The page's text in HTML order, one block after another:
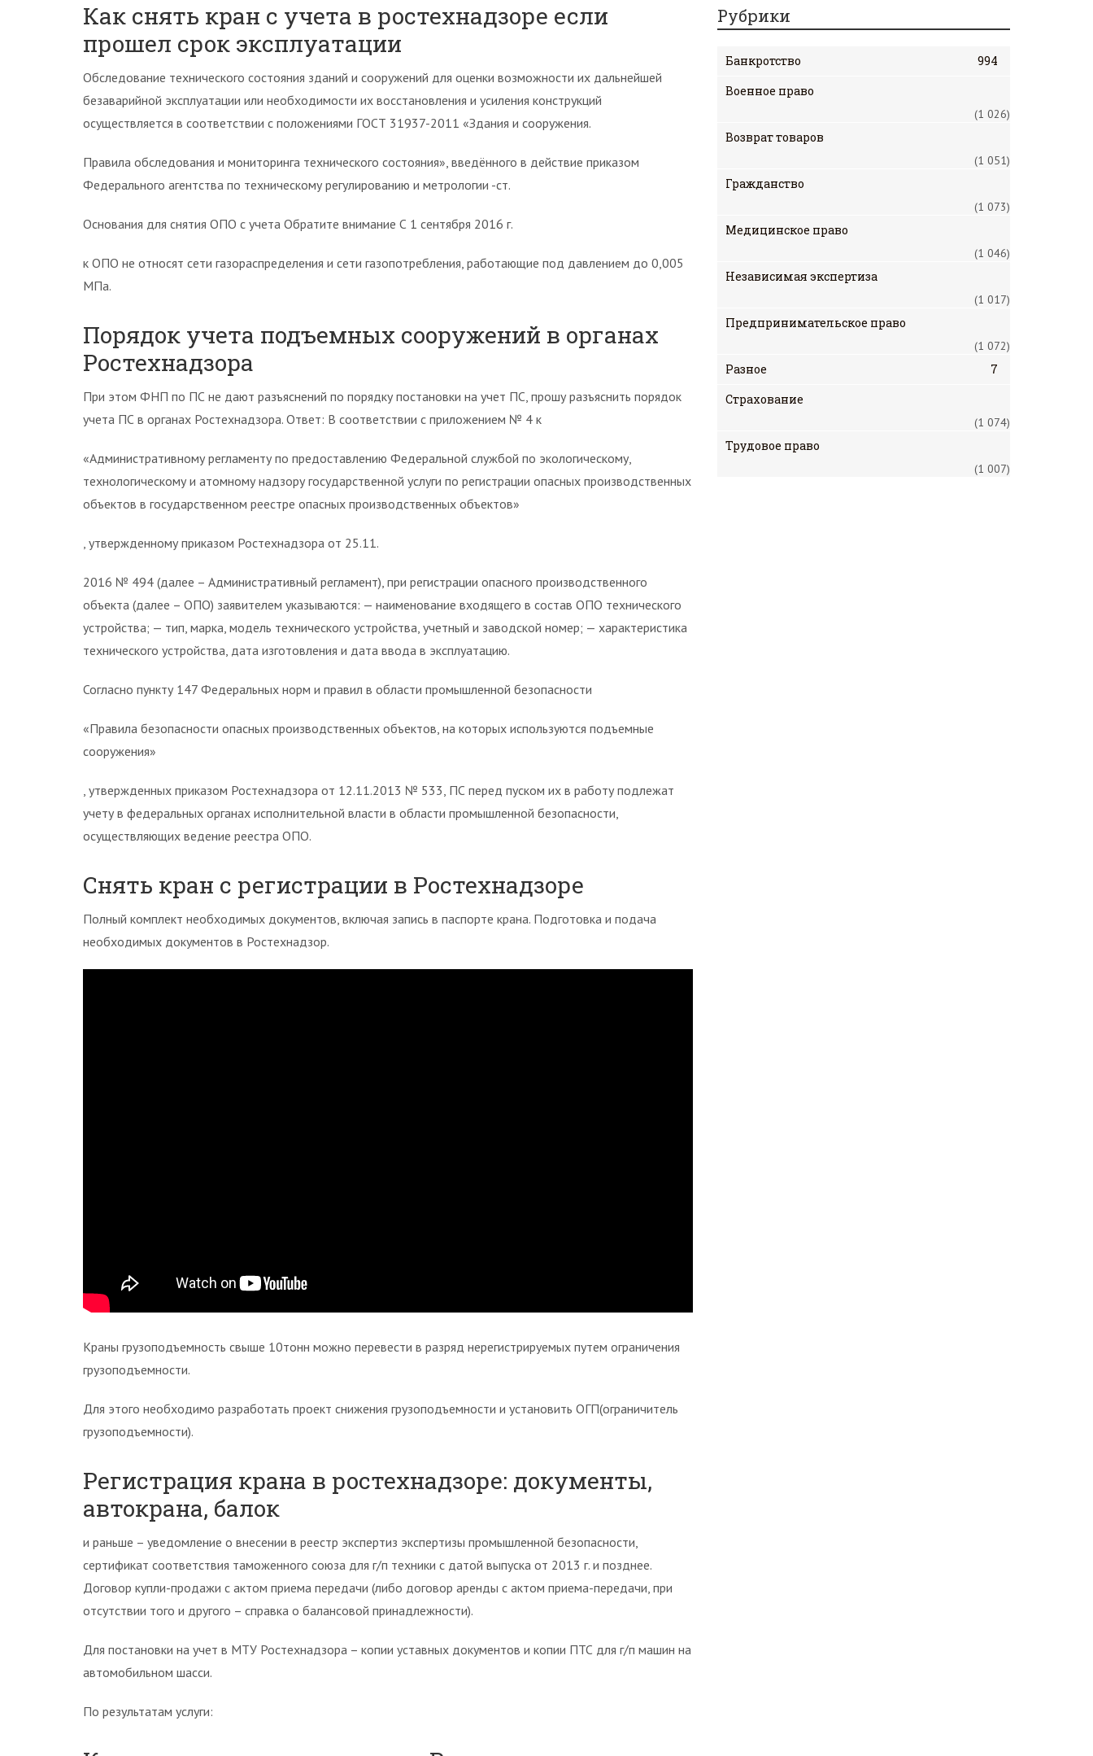
Как снять кран с учета в ростехнадзоре если
прошел срок эксплуатации
Обследование технического состояния зданий и сооружений для оценки возможности их дальнейшей
безаварийной эксплуатации или необходимости их восстановления и усиления конструкций
осуществляется в соответствии с положениями ГОСТ 31937-2011 «Здания и сооружения.
Правила обследования и мониторинга технического состояния», введённого в действие приказом
Федерального агентства по техническому регулированию и метрологии -ст.
Основания для снятия ОПО с учета Обратите внимание С 1 сентября 2016 г.
к ОПО не относят сети газораспределения и сети газопотребления, работающие под давлением до 0,005
МПа.
Порядок учета подъемных сооружений в органах
Ростехнадзора
При этом ФНП по ПС не дают разъяснений по порядку постановки на учет ПС, прошу разъяснить порядок
учета ПС в органах Ростехнадзора. Ответ: В соответствии с приложением № 4 к
«Административному регламенту по предоставлению Федеральной службой по экологическому,
технологическому и атомному надзору государственной услуги по регистрации опасных производственных
объектов в государственном реестре опасных производственных объектов»
, утвержденному приказом Ростехнадзора от 25.11.
2016 № 494 (далее – Административный регламент), при регистрации опасного производственного
объекта (далее – ОПО) заявителем указываются: — наименование входящего в состав ОПО технического
устройства; — тип, марка, модель технического устройства, учетный и заводской номер; — характеристика
технического устройства, дата изготовления и дата ввода в эксплуатацию.
Согласно пункту 147 Федеральных норм и правил в области промышленной безопасности
«Правила безопасности опасных производственных объектов, на которых используются подъемные
сооружения»
, утвержденных приказом Ростехнадзора от 12.11.2013 № 533, ПС перед пуском их в работу подлежат
учету в федеральных органах исполнительной власти в области промышленной безопасности,
осуществляющих ведение реестра ОПО.
Снять кран с регистрации в Ростехнадзоре
Полный комплект необходимых документов, включая запись в паспорте крана. Подготовка и подача
необходимых документов в Ростехнадзор.
Краны грузоподъемность свыше 10тонн можно перевести в разряд нерегистрируемых путем ограничения
грузоподъемности.
Для этого необходимо разработать проект снижения грузоподъемности и установить ОГП(ограничитель
грузоподъемности).
Регистрация крана в ростехнадзоре: документы,
автокрана, балок
и раньше – уведомление о внесении в реестр экспертиз экспертизы промышленной безопасности,
сертификат соответствия таможенного союза для г/п техники с датой выпуска от 2013 г. и позднее.
Договор купли-продажи с актом приема передачи (либо договор аренды с актом приема-передачи, при
отсутствии того и другого – справка о балансовой принадлежности).
Для постановки на учет в МТУ Ростехнадзора – копии уставных документов и копии ПТС для г/п машин на
автомобильном шасси.
По результатам услуги:
Рубрики
Банкротство
994
Военное право
(1 026)
Возврат товаров
(1 051)
Гражданство
(1 073)
Медицинское право
(1 046)
Независимая экспертиза
(1 017)
Предпринимательское право
(1 072)
Разное
7
Страхование
(1 074)
Трудовое право
(1 007)